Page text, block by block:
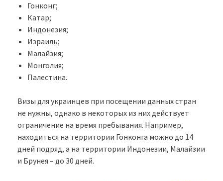
Гонконг;
Катар;
Индонезия;
Израиль;
Малайзия;
Монголия;
Палестина.
Визы для украинцев при посещении данных стран
не нужны, однако в некоторых из них действует
ограничение на время пребывания. Например,
находиться на территории Гонконга можно до 14
дней подряд, а на территории Индонезии, Малайзии
и Брунея – до 30 дней.